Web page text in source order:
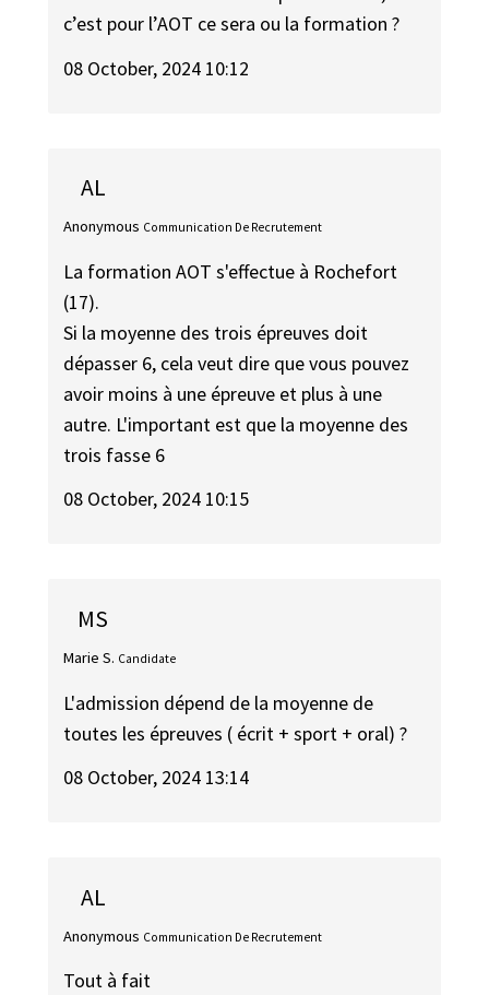
c’est pour l’AOT ce sera ou la formation ?
08 October, 2024 10:12
AL
Anonymous Communication De Recrutement
La formation AOT s'effectue à Rochefort
(17).
Si la moyenne des trois épreuves doit
dépasser 6, cela veut dire que vous pouvez
avoir moins à une épreuve et plus à une
autre. L'important est que la moyenne des
trois fasse 6
08 October, 2024 10:15
MS
Marie S. Candidate
L'admission dépend de la moyenne de
toutes les épreuves ( écrit + sport + oral) ?
08 October, 2024 13:14
AL
Anonymous Communication De Recrutement
Tout à fait